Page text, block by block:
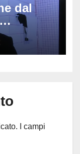
dal
I campi